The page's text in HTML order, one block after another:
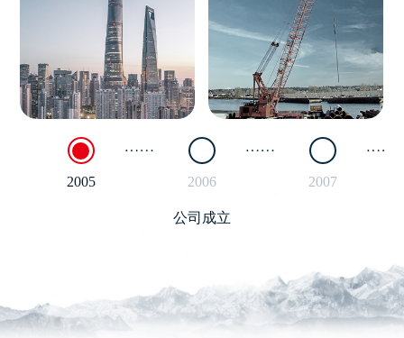
2005 2006 2007
公司成立